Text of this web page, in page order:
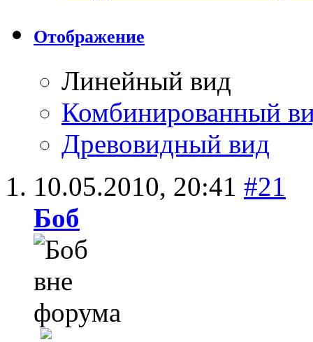
Отображение
Линейный вид
Комбинированный
Древовидный вид
10.05.2010, 20:41 #21
Боб